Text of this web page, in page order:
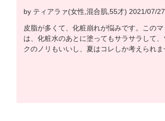
by ティアラァ(女性,混合肌,55才) 2021/07/27
皮脂が多くて、化粧崩れが悩みです。この
は、化粧水のあとに塗ってもサラサラして
クのノリもいいし、夏はコレしか考えられま